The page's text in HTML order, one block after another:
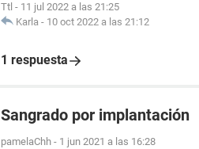
Ttl - 11 jul 2022 a las 21:25
Karla - 10 oct 2022 a las 21:12
1 respuesta
Sangrado por implantación
pamelaChh - 1 jun 2021 a las 16:28